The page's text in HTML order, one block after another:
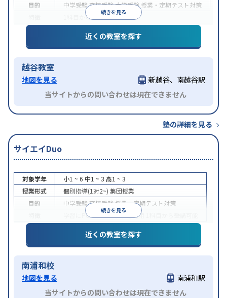
続きを見る
目的
中学受験高校受験大学受験 授業・定期テスト対策
1科目から受講可能
近くの教室を探す
越谷教室
地図を見る
新越谷、南越谷駅
当サイトからの問い合わせは現在できません
塾の詳細を見る
サイエイDuo
続きを見る
対象学年 小1 ~ 6 中1 ~ 3 高1 ~ 3
授業形式
個別指導(1対2~) 集団授業
目的
中学受験高校受験授業・定期テスト対策
学習にPC・タブレットを利用
近くの教室を探す
南浦和校
地図を見る
南浦和駅
当サイトからの問い合わせは現在できません